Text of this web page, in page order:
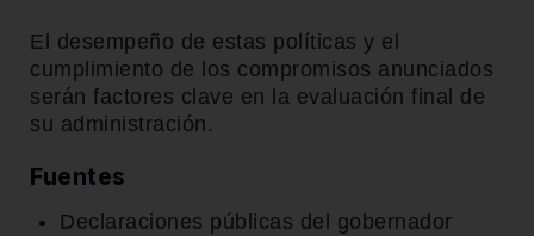
El desempeño de estas políticas y el
cumplimiento de los compromisos anunciados
serán factores clave en la evaluación final de
su administración.
Fuentes
Declaraciones públicas del gobernador